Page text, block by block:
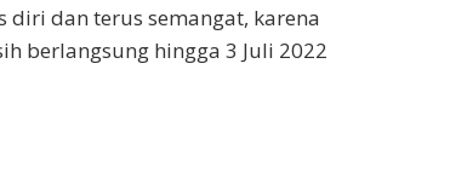
dan terus semangat, karena
berlangsung hingga 3 Juli 2022